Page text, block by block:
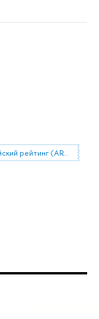
Шанхайский рейтинг (ARWU)